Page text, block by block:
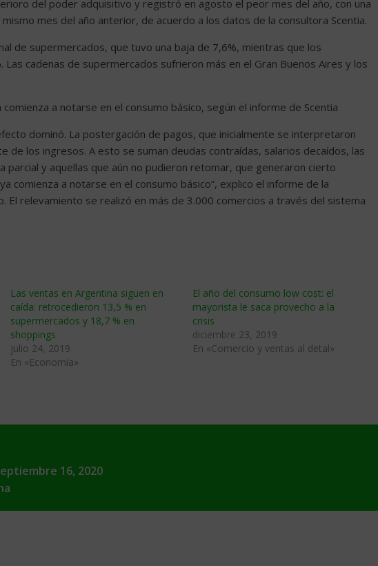
del poder adquisitivo y registró en agosto el peor mes del año, con una
mes del año anterior, de acuerdo a los datos de la consultora Scentia.
de supermercados, que tuvo una baja de 7,6%, mientras que los
cadenas de supermercados sufrieron más en el Gran Buenos Aires y los
a notarse en el consumo básico, según el informe de Scentia
dominó. La postergación de pagos, que inicialmente se interpretaron
de los ingresos. A esto se suman deudas contraídas, salarios decaídos, las
y aquellas que aún no pudieron retomar, que generaron cierto
comienza a notarse en el consumo básico”, explico el informe de la
El relevamiento se realizó en más de 3.000 comercios a través del sistema
Las ventas en Argentina siguen en
caída: retrocedieron 13,5 % en
supermercados y 18,7 % en
shoppings
julio 24, 2019
En «Economía»
El año del consumo low cost: el
mayorista le saca provecho a la
crisis
diciembre 23, 2019
En «Comercio y ventas al detal»
16, 2020